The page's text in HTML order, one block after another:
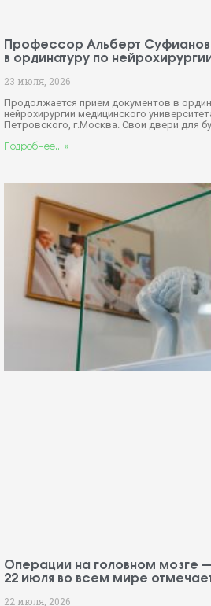
Профессор Альберт
в ординатуру по
23 июля, 2026
Продолжается прием документов в
нейрохирургии медицинского
Петровского, г.Москва. Свои двери для
Подробнее... »
Операции на головном мозге
22 июля во всем мире
22 июля, 2026